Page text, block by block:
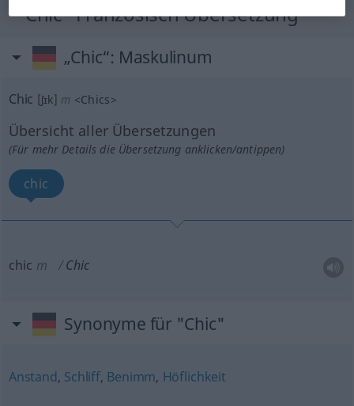
"Chic" Französisch Übersetzung
„Chic“: Maskulinum
Chic [ʃɪk] m <Chics>
Übersicht aller Übersetzungen
(Für mehr Details die Übersetzung anklicken/antippen)
chic
chic m Chic
Synonyme für "Chic"
Anstand, Schliff, Benimm, Höflichkeit